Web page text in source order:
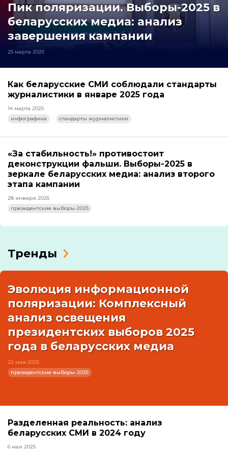
Пик поляризации. Выборы-2025 в
беларусских медиа: анализ
завершения кампании
25 марта 2025
Как беларусские СМИ соблюдали стандарты
журналистики в январе 2025 года
14 марта 2025
инфографика
стандарты журналистики
«За стабильность!» противостоит
деконструкции фальши. Выборы-2025 в
зеркале беларусских медиа: анализ второго
этапа кампании
28 января 2025
президентские выборы-2025
Тренды
Эволюция информационной
поляризации: Комплексный
анализ освещения
президентских выборов 2025
года в беларусских медиа
22 мая 2025
президентские выборы-2025
Разделенная реальность: анализ
беларусских СМИ в 2024 году
6 мая 2025